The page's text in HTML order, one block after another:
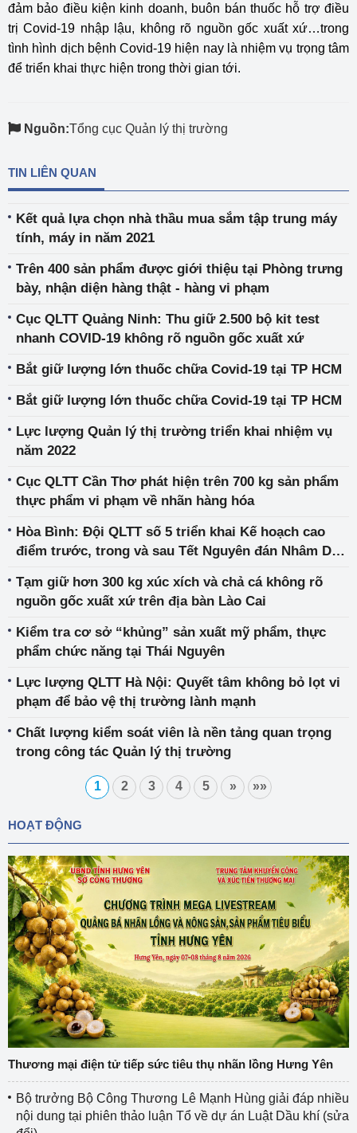
đảm bảo điều kiện kinh doanh, buôn bán thuốc hỗ trợ điều
trị Covid-19 nhập lậu, không rõ nguồn gốc xuất xứ…trong
tình hình dịch bệnh Covid-19 hiện nay là nhiệm vụ trọng tâm
để triển khai thực hiện trong thời gian tới.
Nguồn:Tổng cục Quản lý thị trường
TIN LIÊN QUAN
Kết quả lựa chọn nhà thầu mua sắm tập trung máy
tính, máy in năm 2021
Trên 400 sản phẩm được giới thiệu tại Phòng trưng
bày, nhận diện hàng thật - hàng vi phạm
Cục QLTT Quảng Ninh: Thu giữ 2.500 bộ kit test
nhanh COVID-19 không rõ nguồn gốc xuất xứ
Bắt giữ lượng lớn thuốc chữa Covid-19 tại TP HCM
Bắt giữ lượng lớn thuốc chữa Covid-19 tại TP HCM
Lực lượng Quản lý thị trường triển khai nhiệm vụ
năm 2022
Cục QLTT Cần Thơ phát hiện trên 700 kg sản phẩm
thực phẩm vi phạm về nhãn hàng hóa
Hòa Bình: Đội QLTT số 5 triển khai Kế hoạch cao
điểm trước, trong và sau Tết Nguyên đán Nhâm Dần
Tạm giữ hơn 300 kg xúc xích và chả cá không rõ
nguồn gốc xuất xứ trên địa bàn Lào Cai
Kiểm tra cơ sở “khủng” sản xuất mỹ phẩm, thực
phẩm chức năng tại Thái Nguyên
Lực lượng QLTT Hà Nội: Quyết tâm không bỏ lọt vi
phạm để bảo vệ thị trường lành mạnh
Chất lượng kiểm soát viên là nền tảng quan trọng
trong công tác Quản lý thị trường
1 2 3 4 5 » »»
HOẠT ĐỘNG
Thương mại điện tử tiếp sức tiêu thụ nhãn lồng Hưng Yên
Bộ trưởng Bộ Công Thương Lê Mạnh Hùng giải đáp nhiều
nội dung tại phiên thảo luận Tổ về dự án Luật Dầu khí (sửa